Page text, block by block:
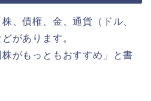
、債権、金、通貨（ドル、
があります。
がもっともおすすめ」と書